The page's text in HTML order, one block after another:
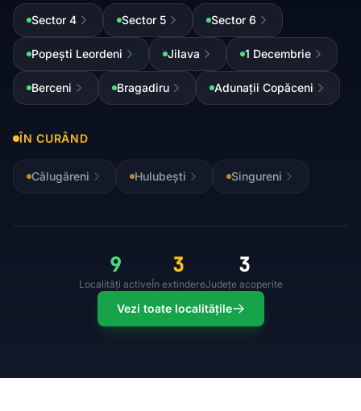
Sector 4 Sector 5 Sector 6
Popești Leordeni Jilava 1 Decembrie
Berceni Bragadiru Adunații Copăceni
ÎN CURÂND
Călugăreni Hulubești Singureni
9
Localități active
3
În extindere
3
Județe acoperite
Vezi toate localitățile